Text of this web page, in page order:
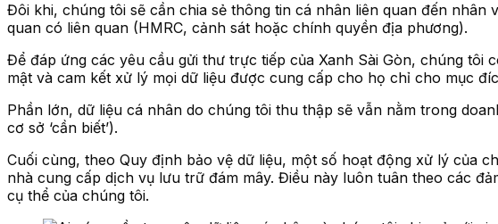
Đôi khi, chúng tôi sẽ cần chia sẻ thông tin cá nhân liên quan đến
quan có liên quan (HMRC, cảnh sát hoặc chính quyền địa phương).
Để đáp ứng các yêu cầu gửi thư trực tiếp của Xanh Sài Gòn, chúng
mật và cam kết xử lý mọi dữ liệu được cung cấp cho họ chỉ cho mục
Phần lớn, dữ liệu cá nhân do chúng tôi thu thập sẽ vẫn nằm trong
cơ sở ‘cần biết’).
Cuối cùng, theo Quy định bảo vệ dữ liệu, một số hoạt động xử lý của
nhà cung cấp dịch vụ lưu trữ đám mây. Điều này luôn tuân theo các
cụ thể của chúng tôi.